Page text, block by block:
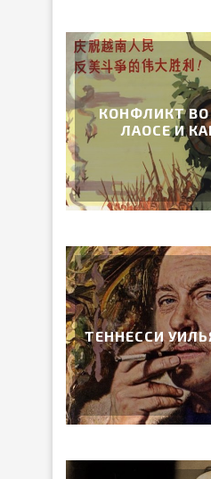
КОНФЛИКТ
ЛАОСЕ И
ТЕННЕССИ